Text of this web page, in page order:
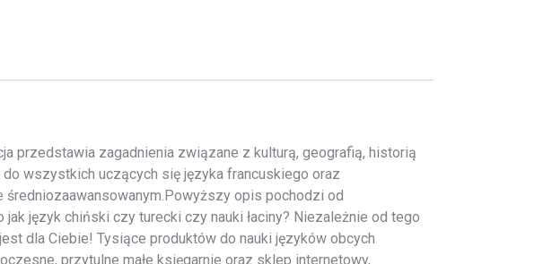
przedstawia zagadnienia związane z kulturą, geografią, historią
wszystkich uczących się języka francuskiego oraz
średniozaawansowanym.Powyższy opis pochodzi od
język chiński czy turecki czy nauki łaciny? Niezależnie od tego
dla Ciebie! Tysiące produktów do nauki języków obcych
przytulne małe księgarnie oraz sklep internetowy,